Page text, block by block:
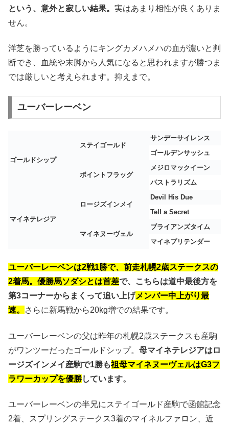
という、意外と寂しい結果。 実はあまり相性が良くありま
せん。
洋芝を勝っているようにキングカメハメハの血が濃いと判
断でき、血統や末脚から人気になると思われますが勝つま
では厳しいと考えられます。抑えまで。
ユーバーレーベン
ゴールドシップ
ステイゴールド
サンデーサイレンス
ゴールデンサッシュ
ポイントフラッグ
メジロマックイーン
パストラリズム
マイネテレジア
ロージズインメイ
Devil His Due
Tell a Secret
マイネヌーヴェル
ブライアンズタイム
マイネプリテンダー
ユーバーレーベンは2戦1勝で、前走札幌2歳ステークスの
2着馬。 優勝馬ソダシとは首差で、こちらは道中最後方を
第3コーナーからまくって追い上げメンバー中上がり最
速。
さらに新馬戦から20kg増での結果です。
ユーバーレーベンの父は昨年の札幌2歳ステークスも産駒
がワンツーだったゴールドシップ。 母マイネテレジアはロ
ージズインメイ産駒で1勝も祖母マイネヌーヴェルはG3フ
ラワーカップを優勝しています。
ユーバーレーベンの半兄にステイゴールド産駒で函館記念
2着、スプリングステークス3着のマイネルファロン、近